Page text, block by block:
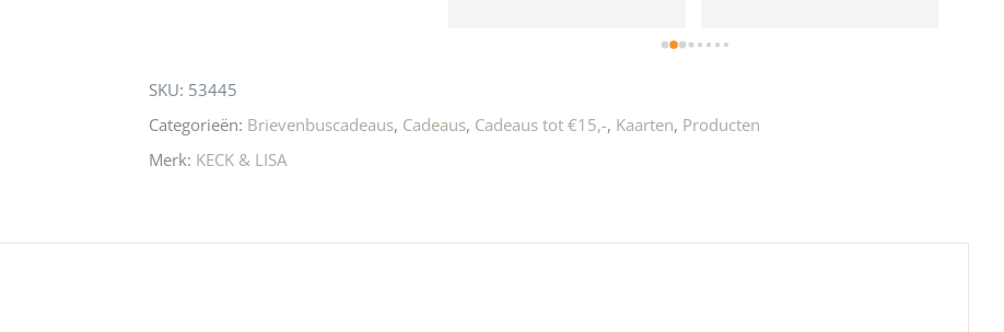
aardig en gezellig SKU: 53445
Categorieën: Brievenbuscadeaus, Cadeaus, Cadeaus tot €15,-, Kaarten, Producten
Merk: KECK & LISA